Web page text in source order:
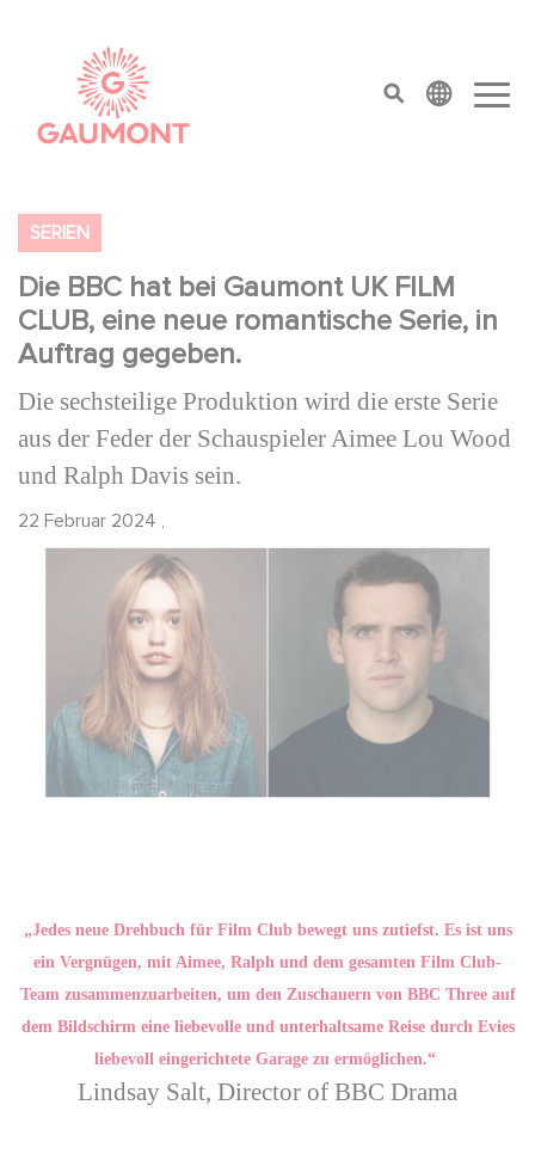
top menu
SERIEN
Die BBC hat bei Gaumont UK FILM
CLUB, eine neue romantische Serie, in
Auftrag gegeben.
Die sechsteilige Produktion wird die erste Serie
aus der Feder der Schauspieler Aimee Lou Wood
und Ralph Davis sein.
22 Februar 2024 ,
„Jedes neue Drehbuch für Film Club bewegt uns zutiefst. Es ist uns
ein Vergnügen, mit Aimee, Ralph und dem gesamten Film Club-
Team zusammenzuarbeiten, um den Zuschauern von BBC Three auf
dem Bildschirm eine liebevolle und unterhaltsame Reise durch Evies
liebevoll eingerichtete Garage zu ermöglichen.“
Lindsay Salt, Director of BBC Drama